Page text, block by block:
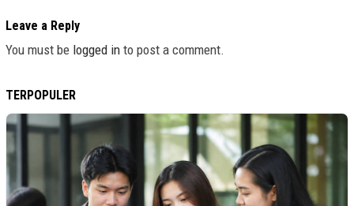
Leave a Reply
You must be logged in to post a comment.
TERPOPULER